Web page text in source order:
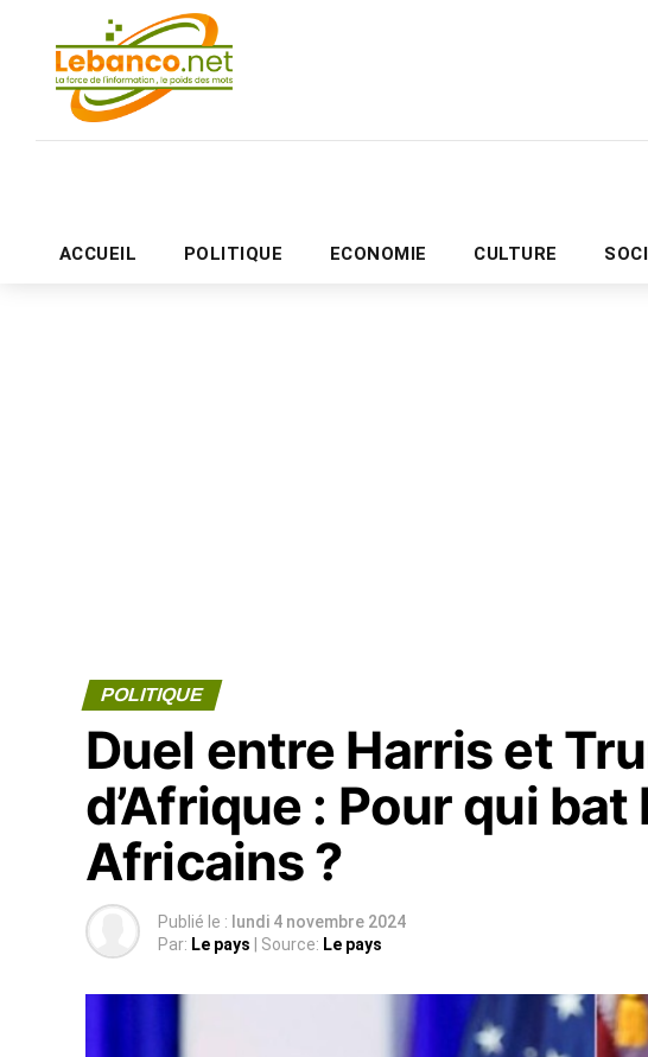
ACCUEIL POLITIQUE ECONOMIE CULTURE
POLITIQUE
Duel entre Harris et
d’Afrique : Pour qui
Africains ?
Publié le : lundi 4 novembre 2024
Par: Le pays | Source: Le pays